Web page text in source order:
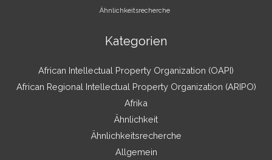
Ähnlichkeitsrecherche
Kategorien
African Intellectual Property Organization (OAPI)
African Regional Intellectual Property Organization (ARIPO)
Afrika
Ähnlichkeit
Ähnlichkeitsrecherche
Allgemein